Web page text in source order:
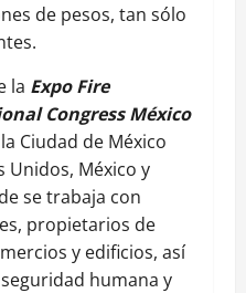
de pesos, tan sólo
la Expo Fire
Congress México
Ciudad de México
Unidos, México y
se trabaja con
propietarios de
y edificios, así
humana y